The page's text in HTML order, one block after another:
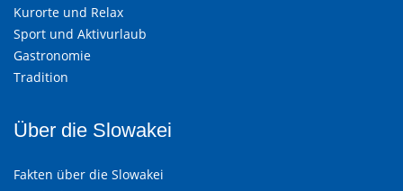
Kurorte und Relax
Sport und Aktivurlaub
Gastronomie
Tradition
Über die Slowakei
Fakten über die Slowakei